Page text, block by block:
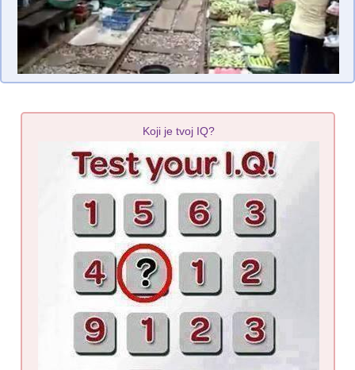
Koji je tvoj IQ?